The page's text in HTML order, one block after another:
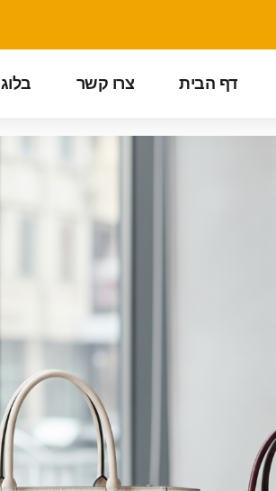
דף הבית צרו קשר בלוג